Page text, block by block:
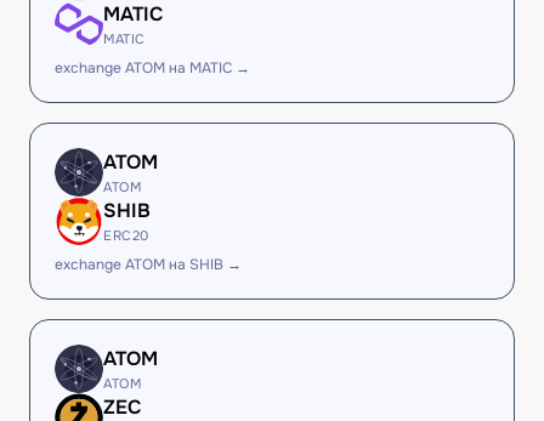
MATIC
MATIC
exchange ATOM на MATIC →
ATOM
ATOM
SHIB
ERC20
exchange ATOM на SHIB →
ATOM
ATOM
ZEC